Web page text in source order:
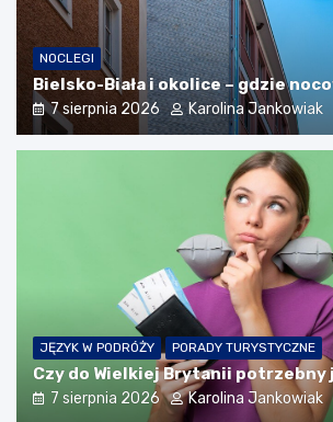
NOCLEGI
Bielsko-Biała i okolice – gdzie
7 sierpnia 2026 Karolina Jankowiak
JĘZYK W PODRÓŻY PORADY TURYSTYCZNE
Czy do Wielkiej Brytanii
7 sierpnia 2026 Karolina Jankowiak